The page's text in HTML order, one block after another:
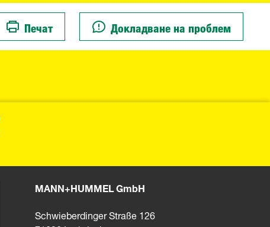
Печат Докладване на проблем
MANN+HUMMEL GmbH
Schwieberdinger Straße 126